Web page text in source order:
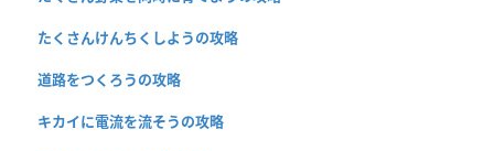
たくさんけんちくしようの攻略
道路をつくろうの攻略
キカイに電流を流そうの攻略